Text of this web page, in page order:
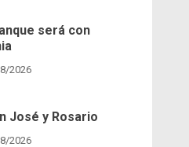
será con
2026
José y Rosario
2026